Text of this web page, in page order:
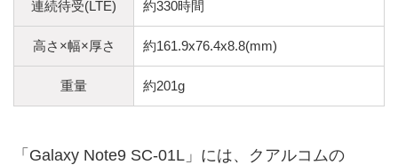
連続待受(LTE) 約330時間
高さ×幅×厚さ 約161.9x76.4x8.8(mm)
重量 約201g
「Galaxy Note9 SC-01L」には、クアルコムの